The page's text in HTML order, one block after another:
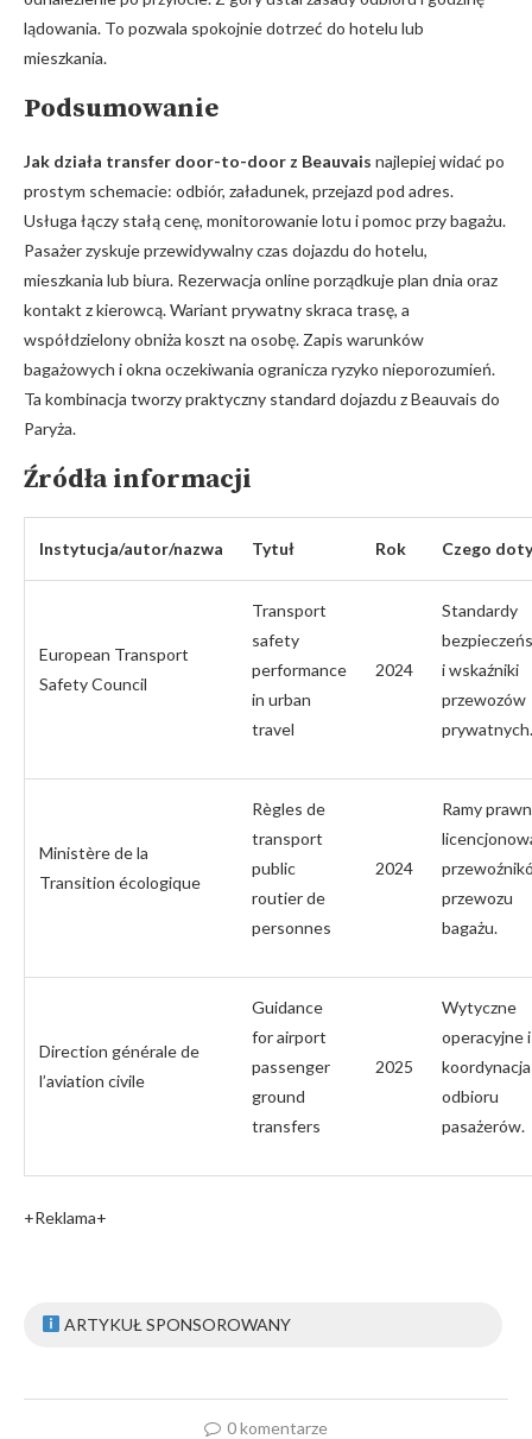
lądowania. To pozwala spokojnie dotrzeć do hotelu lub
mieszkania.
Podsumowanie
Jak działa transfer door-to-door z Beauvais najlepiej widać po
prostym schemacie: odbiór, załadunek, przejazd pod adres.
Usługa łączy stałą cenę, monitorowanie lotu i pomoc przy bagażu.
Pasażer zyskuje przewidywalny czas dojazdu do hotelu,
mieszkania lub biura. Rezerwacja online porządkuje plan dnia oraz
kontakt z kierowcą. Wariant prywatny skraca trasę, a
współdzielony obniża koszt na osobę. Zapis warunków
bagażowych i okna oczekiwania ogranicza ryzyko nieporozumień.
Ta kombinacja tworzy praktyczny standard dojazdu z Beauvais do
Paryża.
Źródła informacji
Instytucja/autor/nazwa Tytuł Rok Czego
European Transport
Safety Council
Transport
safety
performance
in urban
travel
2024
Standardy
i wskaźniki
przewozów
prywatnych.
Ministère de la
Transition écologique
Règles de
transport
public
routier de
personnes
2024
Ramy
przewozu
bagażu.
Direction générale de
l’aviation civile
Guidance
for airport
passenger
ground
transfers
2025
Wytyczne
operacyjne i
koordynacja
odbioru
pasażerów.
+Reklama+
ARTYKUŁ SPONSOROWANY
0 komentarze